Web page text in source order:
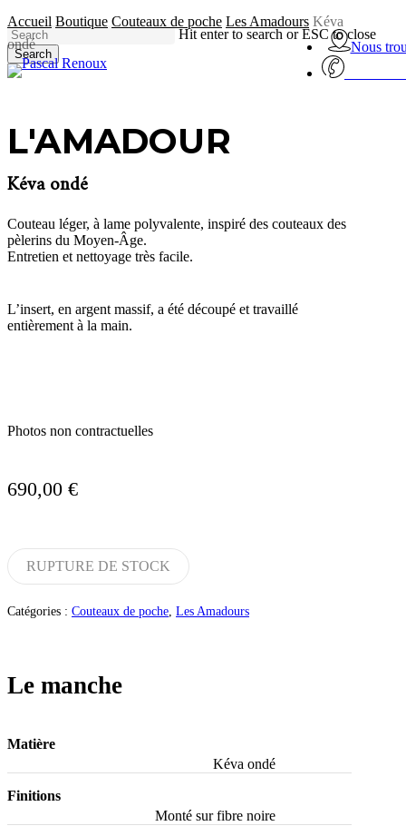
Skip
to
main
content
Hit enter to search or ESC to close
Search
Close
Nous
Accueil Boutique Couteaux de poche Les Amadours Kéva
ondé
L'AMADOUR
Kéva ondé
Couteau léger, à lame polyvalente, inspiré des couteaux des
pèlerins du Moyen-Âge.
Entretien et nettoyage très facile.
L’insert, en argent massif, a été découpé et travaillé
entièrement à la main.
Photos non contractuelles
690,00 €
RUPTURE DE STOCK
Catégories : Couteaux de poche Les Amadours
Le manche
Matière
Kéva ondé
Finitions
Monté sur fibre noire